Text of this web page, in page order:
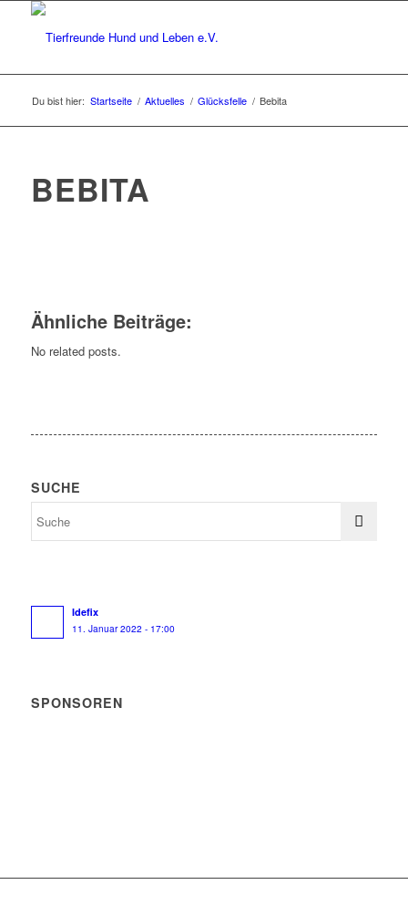
Du bist hier: Startseite / Aktuelles / Glücksfelle / Bebita
BEBITA
Ähnliche Beiträge:
No related posts.
SUCHE
Idefix
11. Januar 2022 - 17:00
SPONSOREN